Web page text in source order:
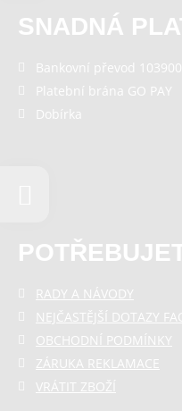
SNADNÁ
Bankovní převod
Platební brána GO PAY
Dobírka
RADY A NÁVODY
NEJČASTĚJŠÍ DOTAZY
OBCHODNÍ PODMÍNKY
ZÁRUKA REKLAMACE
VRÁTIT ZBOŽÍ